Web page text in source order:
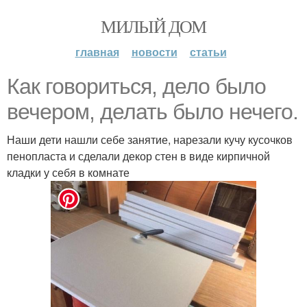
МИЛЫЙ ДОМ
главная новости статьи
Как говориться, дело было
вечером, делать было нечего.
Наши дети нашли себе занятие, нарезали кучу кусочков
пенопласта и сделали декор стен в виде кирпичной
кладки у себя в комнате